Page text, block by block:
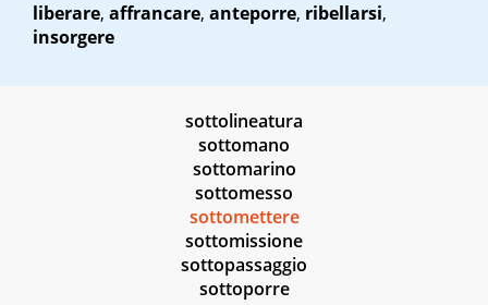
liberare, affrancare, anteporre, ribellarsi,
insorgere
sottolineatura
sottomano
sottomarino
sottomesso
sottomettere
sottomissione
sottopassaggio
sottoporre